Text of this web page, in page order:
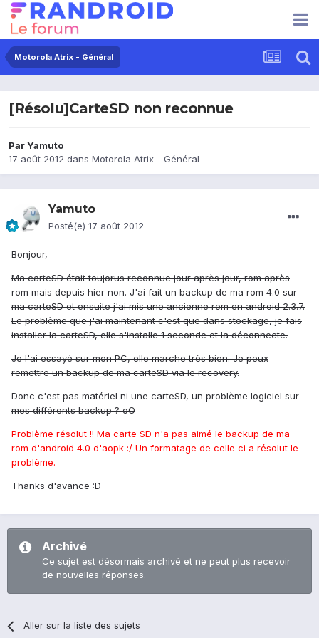
Motorola Atrix - Général
[Résolu]CarteSD non reconnue
ParYamuto
17 août 2012 dans Motorola Atrix - Général
Yamuto
Posté(e) 17 août 2012
Bonjour,
Ma carteSD était toujorus reconnue jour après jour, rom après
rom mais depuis hier non. J'ai fait un backup de ma rom 4.0 sur
ma carteSD et ensuite j'ai mis une ancienne rom en android 2.3.7.
Le problème que j'ai maintenant c'est que dans stockage, je fais
installer la carteSD, elle s'installe 1 seconde et la déconnecte.
Je l'ai essayé sur mon PC, elle marche très bien. Je peux
remettre un backup de ma carteSD via le recovery.
Donc c'est pas matériel ni une carteSD, un problème logiciel sur
mes différents backup ? oO
Problème résolut !! Ma carte SD n'a pas aimé le backup de ma
rom d'android 4.0 d'aopk :/ Un formatage de celle ci a résolut le
problème.
Thanks d'avance :D
Archivé
Ce sujet est désormais archivé et ne peut plus recevoir
de nouvelles réponses.
Aller sur la liste des sujets